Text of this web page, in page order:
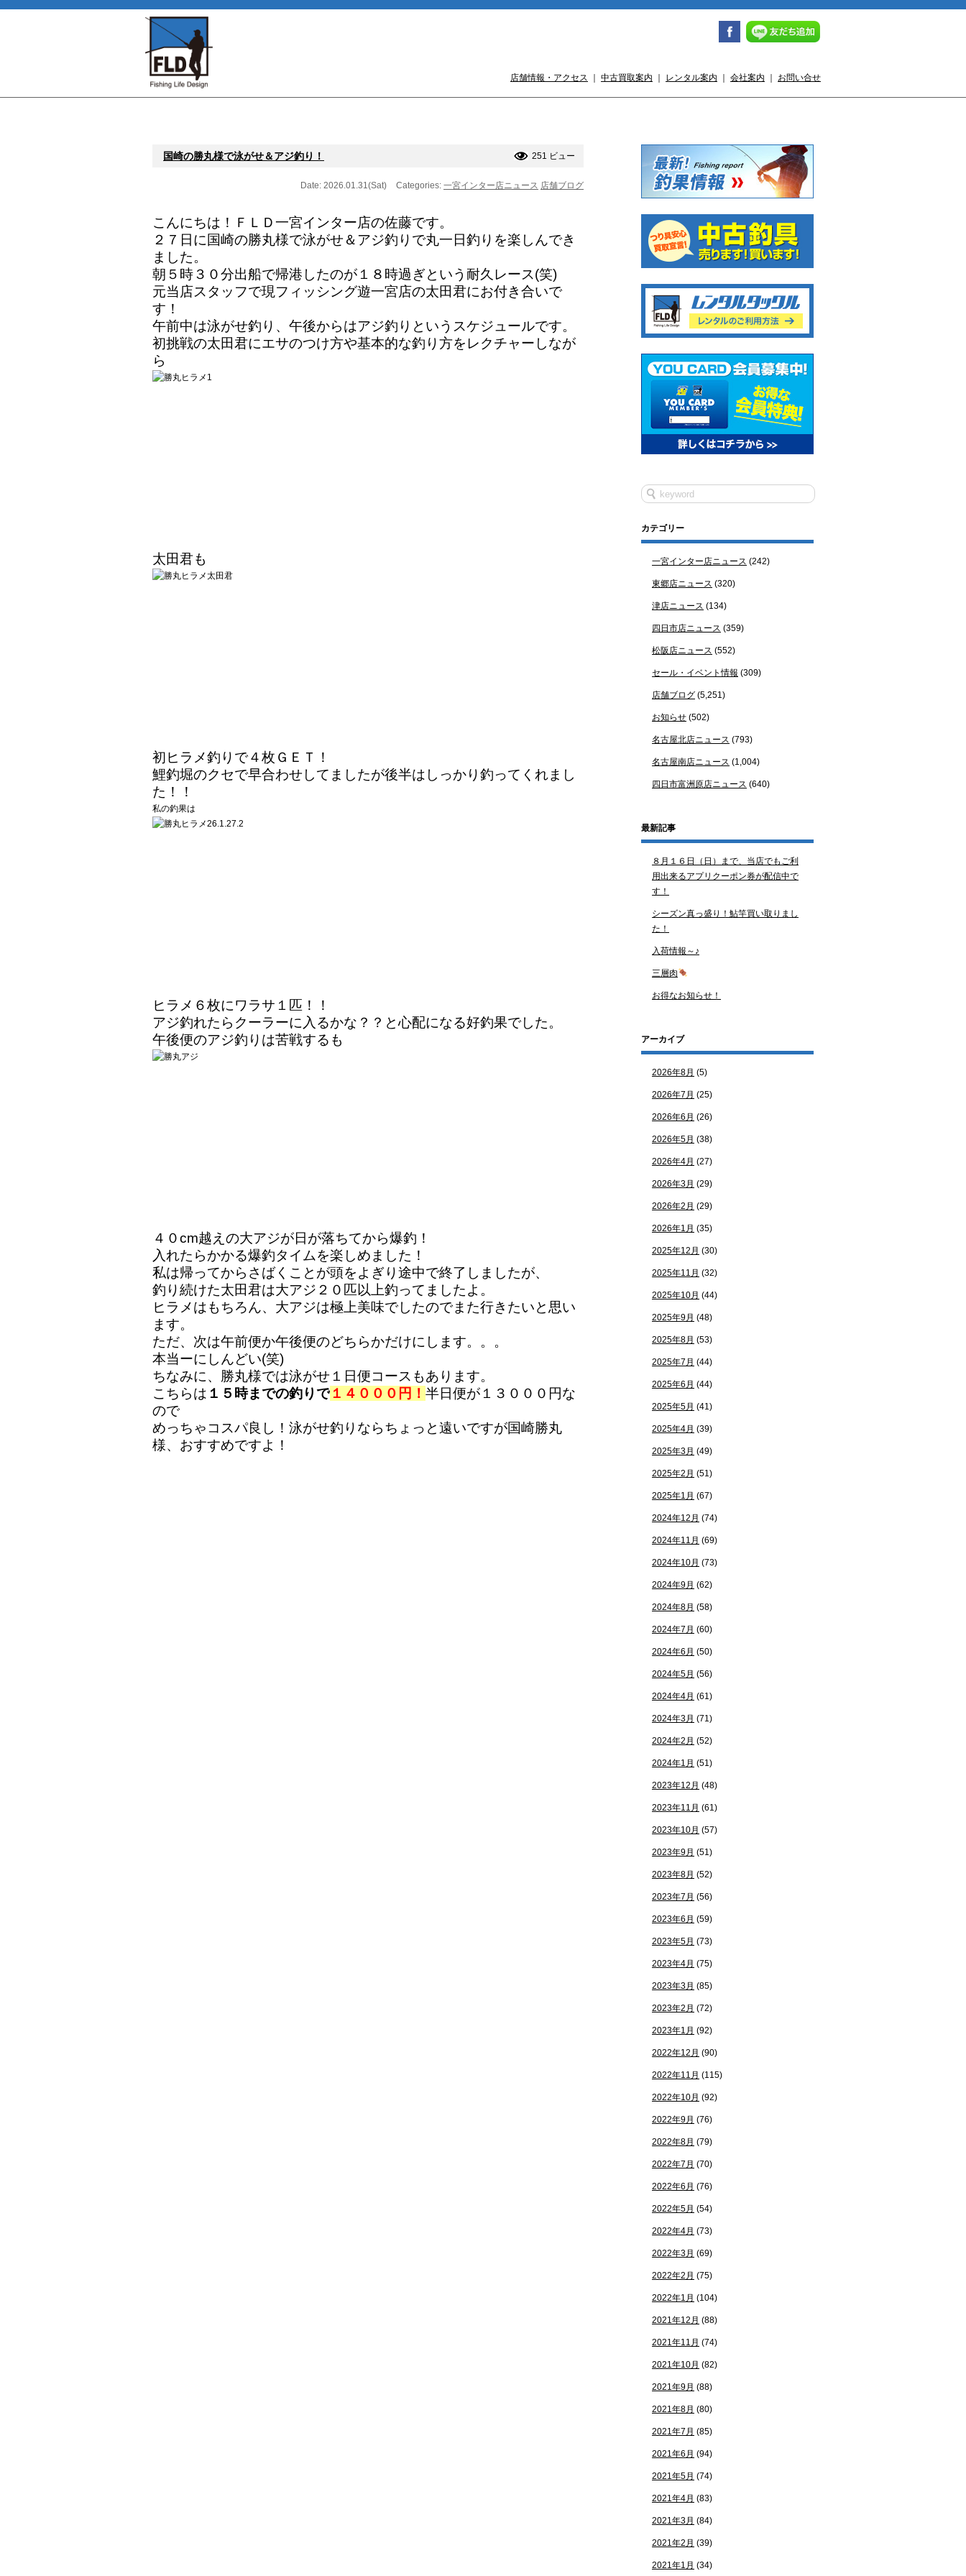
店舗情報・アクセス 中古買取案内 レンタル案内 会社案内 お問い合せ
国崎の勝丸様で泳がせ＆アジ釣り！ 251 ビュー
Date: 2026.01.31(Sat) Categories: 一宮インター店ニュース 店舗ブログ
こんにちは！ＦＬＤ一宮インター店の佐藤です。
２７日に国崎の勝丸様で泳がせ＆アジ釣りで丸一日釣りを楽しんでき
ました。
朝５時３０分出船で帰港したのが１８時過ぎという耐久レース(笑)
元当店スタッフで現フィッシング遊一宮店の太田君にお付き合いで
す！
午前中は泳がせ釣り、午後からはアジ釣りというスケジュールです。
初挑戦の太田君にエサのつけ方や基本的な釣り方をレクチャーしなが
ら
太田君も
初ヒラメ釣りで４枚ＧＥＴ！
鯉釣堀のクセで早合わせしてましたが後半はしっかり釣ってくれまし
た！！
私の釣果は
ヒラメ６枚にワラサ１匹！！
アジ釣れたらクーラーに入るかな？？と心配になる好釣果でした。
午後便のアジ釣りは苦戦するも
４０cm越えの大アジが日が落ちてから爆釣！
入れたらかかる爆釣タイムを楽しめました！
私は帰ってからさばくことが頭をよぎり途中で終了しましたが、
釣り続けた太田君は大アジ２０匹以上釣ってましたよ。
ヒラメはもちろん、大アジは極上美味でしたのでまた行きたいと思い
ます。
ただ、次は午前便か午後便のどちらかだけにします。。。
本当ーにしんどい(笑)
ちなみに、勝丸様では泳がせ１日便コースもあります。
こちらは １５時までの釣りで １４０００円！ 半日便が１３０００円な
ので
めっちゃコスパ良し！泳がせ釣りならちょっと遠いですが国崎勝丸
様、おすすめですよ！
カテゴリー
一宮インター店ニュース (242)
東郷店ニュース (320)
津店ニュース (134)
四日市店ニュース (359)
松阪店ニュース (552)
セール・イベント情報 (309)
店舗ブログ (5,251)
お知らせ (502)
名古屋北店ニュース (793)
名古屋南店ニュース (1,004)
四日市富洲原店ニュース (640)
最新記事
８月１６日（日）まで、当店でもご利
用出来るアプリクーポン券が配信中で
す！
シーズン真っ盛り！鮎竿買い取りまし
た！
入荷情報～♪
三層肉
お得なお知らせ！
アーカイブ
2026年8月 (5)
2026年7月 (25)
2026年6月 (26)
2026年5月 (38)
2026年4月 (27)
2026年3月 (29)
2026年2月 (29)
2026年1月 (35)
2025年12月 (30)
2025年11月 (32)
2025年10月 (44)
2025年9月 (48)
2025年8月 (53)
2025年7月 (44)
2025年6月 (44)
2025年5月 (41)
2025年4月 (39)
2025年3月 (49)
2025年2月 (51)
2025年1月 (67)
2024年12月 (74)
2024年11月 (69)
2024年10月 (73)
2024年9月 (62)
2024年8月 (58)
2024年7月 (60)
2024年6月 (50)
2024年5月 (56)
2024年4月 (61)
2024年3月 (71)
2024年2月 (52)
2024年1月 (51)
2023年12月 (48)
2023年11月 (61)
2023年10月 (57)
2023年9月 (51)
2023年8月 (52)
2023年7月 (56)
2023年6月 (59)
2023年5月 (73)
2023年4月 (75)
2023年3月 (85)
2023年2月 (72)
2023年1月 (92)
2022年12月 (90)
2022年11月 (115)
2022年10月 (92)
2022年9月 (76)
2022年8月 (79)
2022年7月 (70)
2022年6月 (76)
2022年5月 (54)
2022年4月 (73)
2022年3月 (69)
2022年2月 (75)
2022年1月 (104)
2021年12月 (88)
2021年11月 (74)
2021年10月 (82)
2021年9月 (88)
2021年8月 (80)
2021年7月 (85)
2021年6月 (94)
2021年5月 (74)
2021年4月 (83)
2021年3月 (84)
2021年2月 (39)
2021年1月 (34)